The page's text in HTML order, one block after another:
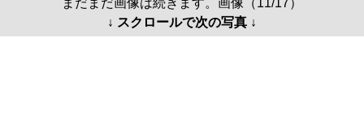
↓ スクロールで次の写真 ↓